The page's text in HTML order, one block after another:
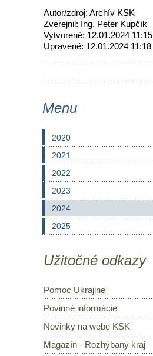
Autor/zdroj: Archív KSK
Zverejnil: Ing. Peter Kupčík
Vytvorené: 12.01.2024 11:15
Upravené: 12.01.2024 11:18
Menu
2020
2021
2022
2023
2024
2025
Užitočné odkazy
Pomoc Ukrajine
Povinné informácie
Novinky na webe KSK
Magazín - Rozhýbaný kraj